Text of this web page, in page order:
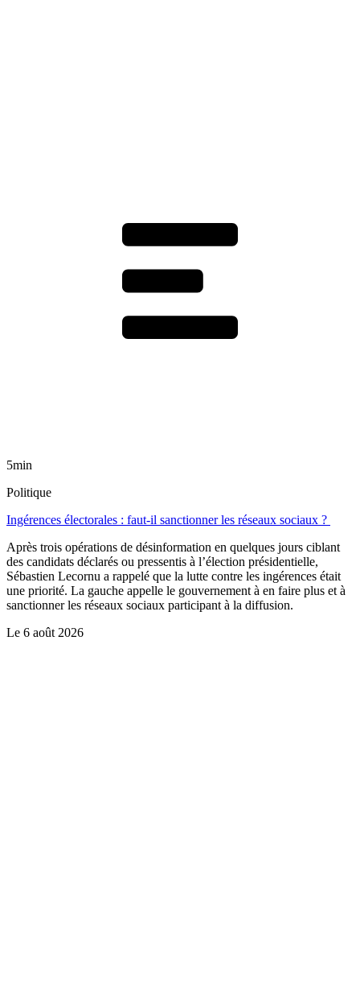
5min
Politique
Ingérences électorales : faut-il sanctionner les réseaux sociaux ?
Après trois opérations de désinformation en quelques jours ciblant
des candidats déclarés ou pressentis à l’élection présidentielle,
Sébastien Lecornu a rappelé que la lutte contre les ingérences était
une priorité. La gauche appelle le gouvernement à en faire plus et à
sanctionner les réseaux sociaux participant à la diffusion.
Le 6 août 2026